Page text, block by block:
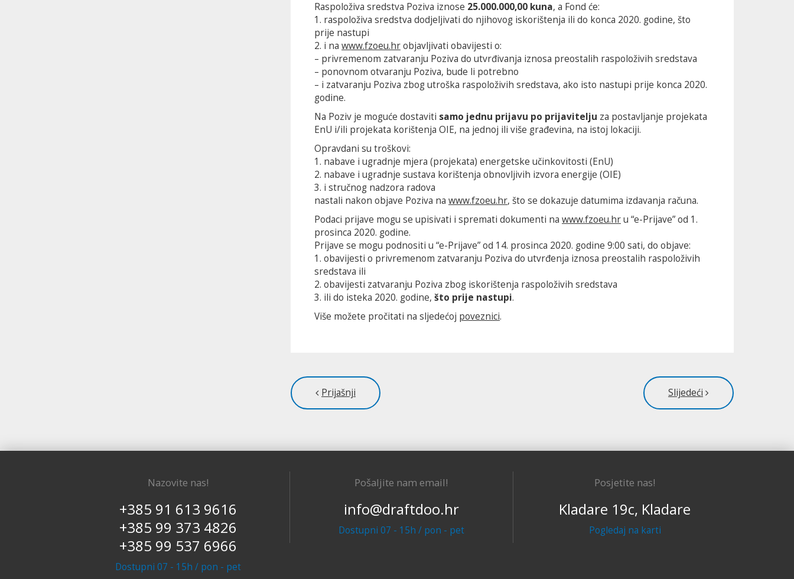
Raspoloživa sredstva Poziva iznose 25.000.000,00 kuna, a Fond će:
1. raspoloživa sredstva dodjeljivati do njihovog iskorištenja ili do konca 2020. godine, što
prije nastupi
2. i na www.fzoeu.hrobjavljivati obavijesti o:
– privremenom zatvaranju Poziva do utvrđivanja iznosa preostalih raspoloživih sredstava
– ponovnom otvaranju Poziva, bude li potrebno
– i zatvaranju Poziva zbog utroška raspoloživih sredstava, ako isto nastupi prije konca 2020.
godine.
Na Poziv je moguće dostaviti samo jednu prijavu po prijavitelju za postavljanje projekata
EnU i/ili projekata korištenja OIE, na jednoj ili više građevina, na istoj lokaciji.
Opravdani su troškovi:
1. nabave i ugradnje mjera (projekata) energetske učinkovitosti (EnU)
2. nabave i ugradnje sustava korištenja obnovljivih izvora energije (OIE)
3. i stručnog nadzora radova
nastali nakon objave Poziva na www.fzoeu.hr, što se dokazuje datumima izdavanja računa.
Podaci prijave mogu se upisivati i spremati dokumenti na www.fzoeu.hru “e-Prijave” od 1.
prosinca 2020. godine.
Prijave se mogu podnositi u “e-Prijave” od 14. prosinca 2020. godine 9:00 sati, do objave:
1. obavijesti o privremenom zatvaranju Poziva do utvrđenja iznosa preostalih raspoloživih
sredstava ili
2. obavijesti zatvaranju Poziva zbog iskorištenja raspoloživih sredstava
3. ili do isteka 2020. godine, što prije nastupi.
Više možete pročitati na sljedećoj poveznici.
Prijašnji Slijedeći
Nazovite nas!
+385 91 613 9616
+385 99 373 4826
+385 99 537 6966
Dostupni 07 - 15h / pon - pet
Pošaljite nam email!
info@draftdoo.hr
Dostupni 07 - 15h / pon - pet
Posjetite nas!
Kladare 19c, Kladare
Pogledaj na karti